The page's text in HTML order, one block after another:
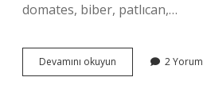
domates, biber, patlıcan,…
Devamını okuyun Salatalık
Tohumu
2 Yorum